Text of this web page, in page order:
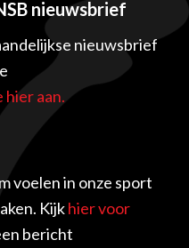
nieuwsbrief
nieuwsbrief
hier aan.
voelen in onze sport
Kijkhier voor
bericht